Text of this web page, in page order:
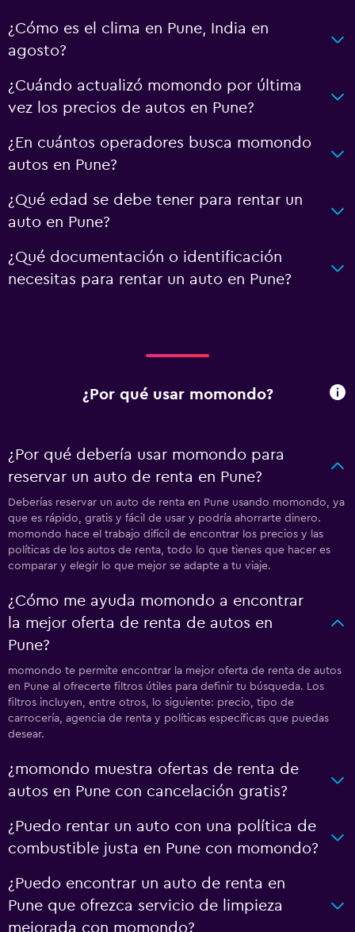
¿Cómo es el clima en Pune, India en
agosto?
¿Cuándo actualizó momondo por última
vez los precios de autos en Pune?
¿En cuántos operadores busca momondo
autos en Pune?
¿Qué edad se debe tener para rentar un
auto en Pune?
¿Qué documentación o identificación
necesitas para rentar un auto en Pune?
¿Por qué usar momondo?
¿Por qué debería usar momondo para
reservar un auto de renta en Pune?
Deberías reservar un auto de renta en Pune usando momondo, ya
que es rápido, gratis y fácil de usar y podría ahorrarte dinero.
momondo hace el trabajo difícil de encontrar los precios y las
políticas de los autos de renta, todo lo que tienes que hacer es
comparar y elegir lo que mejor se adapte a tu viaje.
¿Cómo me ayuda momondo a encontrar
la mejor oferta de renta de autos en
Pune?
momondo te permite encontrar la mejor oferta de renta de autos
en Pune al ofrecerte filtros útiles para definir tu búsqueda. Los
filtros incluyen, entre otros, lo siguiente: precio, tipo de
carrocería, agencia de renta y políticas específicas que puedas
desear.
¿momondo muestra ofertas de renta de
autos en Pune con cancelación gratis?
¿Puedo rentar un auto con una política de
combustible justa en Pune con momondo?
¿Puedo encontrar un auto de renta en
Pune que ofrezca servicio de limpieza
mejorada con momondo?